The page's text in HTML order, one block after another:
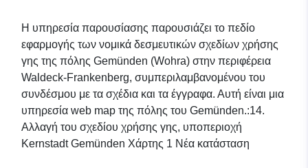
Η υπηρεσία παρουσίασης παρουσιάζει το πεδίο
εφαρμογής των νομικά δεσμευτικών σχεδίων χρήσης
γης της πόλης Gemünden (Wohra) στην περιφέρεια
Waldeck-Frankenberg, συμπεριλαμβανομένου του
συνδέσμου με τα σχέδια και τα έγγραφα. Αυτή είναι μια
υπηρεσία web map της πόλης του Gemünden.:14.
Αλλαγή του σχεδίου χρήσης γης, υποπεριοχή
Kernstadt Gemünden Χάρτης 1 Νέα κατάσταση